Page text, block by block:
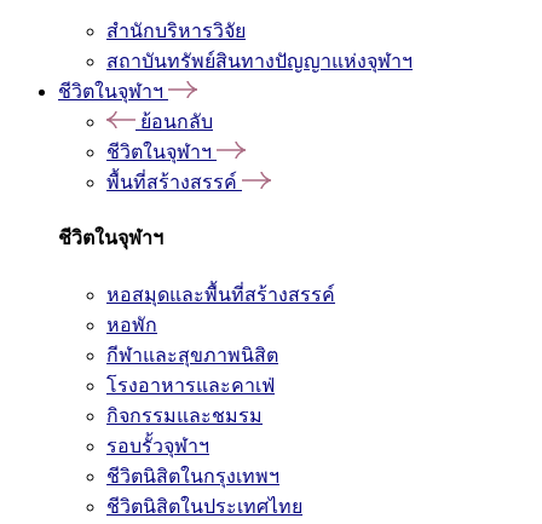
สำนักบริหารวิจัย
สถาบันทรัพย์สินทางปัญญาแห่งจุฬาฯ
ชีวิตในจุฬาฯ
ย้อนกลับ
ชีวิตในจุฬาฯ
พื้นที่สร้างสรรค์
ชีวิตในจุฬาฯ
หอสมุดและพื้นที่สร้างสรรค์
หอพัก
กีฬาและสุขภาพนิสิต
โรงอาหารและคาเฟ่
กิจกรรมและชมรม
รอบรั้วจุฬาฯ
ชีวิตนิสิตในกรุงเทพฯ
ชีวิตนิสิตในประเทศไทย